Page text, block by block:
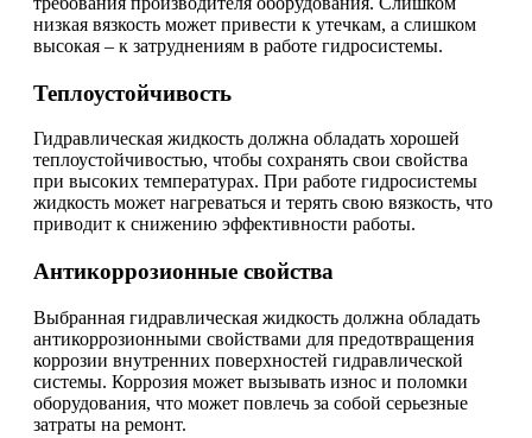
низкая вязкость может привести к утечкам, а слишком
высокая – к затруднениям в работе гидросистемы.
Теплоустойчивость
Гидравлическая жидкость должна обладать хорошей
теплоустойчивостью, чтобы сохранять свои свойства
при высоких температурах. При работе гидросистемы
жидкость может нагреваться и терять свою вязкость, что
приводит к снижению эффективности работы.
Антикоррозионные свойства
Выбранная гидравлическая жидкость должна обладать
антикоррозионными свойствами для предотвращения
коррозии внутренних поверхностей гидравлической
системы. Коррозия может вызывать износ и поломки
оборудования, что может повлечь за собой серьезные
затраты на ремонт.